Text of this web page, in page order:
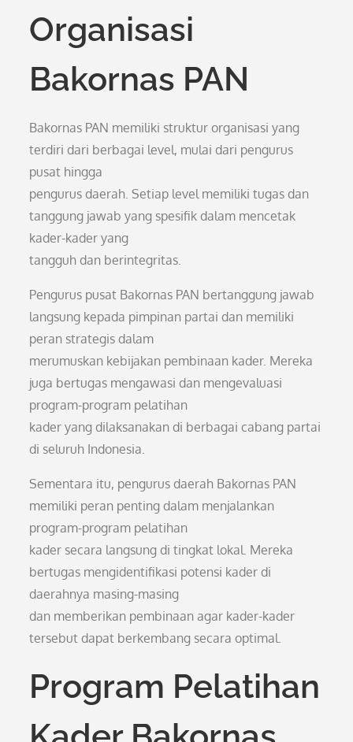
Organisasi
Bakornas PAN
Bakornas PAN memiliki struktur organisasi yang
terdiri dari berbagai level, mulai dari pengurus
pusat hingga
pengurus daerah. Setiap level memiliki tugas dan
tanggung jawab yang spesifik dalam mencetak
kader-kader yang
tangguh dan berintegritas.
Pengurus pusat Bakornas PAN bertanggung jawab
langsung kepada pimpinan partai dan memiliki
peran strategis dalam
merumuskan kebijakan pembinaan kader. Mereka
juga bertugas mengawasi dan mengevaluasi
program-program pelatihan
kader yang dilaksanakan di berbagai cabang partai
di seluruh Indonesia.
Sementara itu, pengurus daerah Bakornas PAN
memiliki peran penting dalam menjalankan
program-program pelatihan
kader secara langsung di tingkat lokal. Mereka
bertugas mengidentifikasi potensi kader di
daerahnya masing-masing
dan memberikan pembinaan agar kader-kader
tersebut dapat berkembang secara optimal.
Program Pelatihan